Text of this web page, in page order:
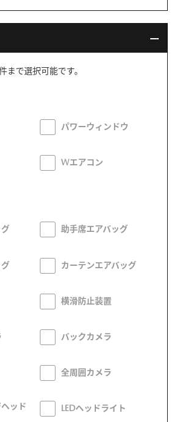
まで選択可能です。
パワーウィンドウ
Wエアコン
助手席エアバッグ
カーテンエアバッグ
横滑防止装置
バックカメラ
全周囲カメラ
ッド
LEDヘッドライト